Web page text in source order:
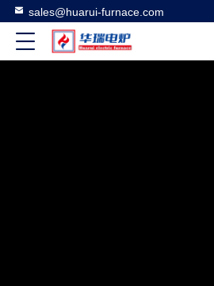
sales@huarui-furnace.com